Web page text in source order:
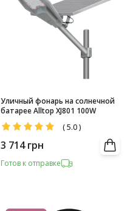
Уличный фонарь на солнечной
батарее Alltop XJ801 100W
(5.0)
3 714 грн
Готов к отправке